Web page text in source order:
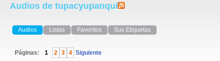
Audios de tupacyupanqui
Audios Listas Favoritos Sus Etiquetas
Páginas: 1 2 3 4 Siguiente